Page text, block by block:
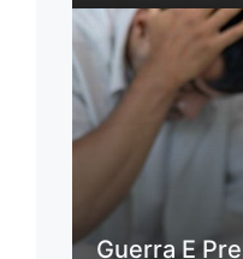
Guerra E